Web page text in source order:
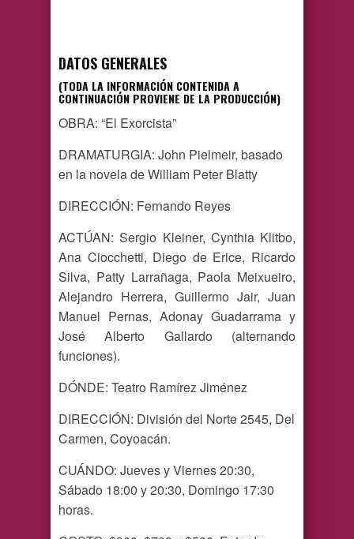
DATOS GENERALES
(TODA LA INFORMACIÓN CONTENIDA A
CONTINUACIÓN PROVIENE DE LA PRODUCCIÓN)
OBRA: “El Exorcista”
DRAMATURGIA: John Pielmeir, basado
en la novela de William Peter Blatty
DIRECCIÓN: Fernando Reyes
ACTÚAN: Sergio Kleiner, Cynthia Klitbo,
Ana Ciocchetti, Diego de Erice, Ricardo
Silva, Patty Larrañaga, Paola Meixueiro,
Alejandro Herrera, Guillermo Jair, Juan
Manuel Pernas, Adonay Guadarrama y
José Alberto Gallardo (alternando
funciones).
DÓNDE: Teatro Ramírez Jiménez
DIRECCIÓN: División del Norte 2545, Del
Carmen, Coyoacán.
CUÁNDO: Jueves y Viernes 20:30,
Sábado 18:00 y 20:30, Domingo 17:30
horas.